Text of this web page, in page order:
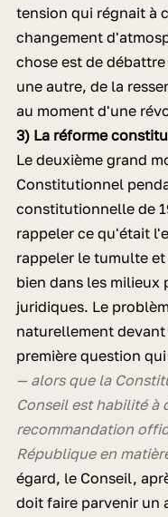
tension qui régnait à
changement
chose est de
une autre, de la
au moment d'une
3) La réforme
Le deuxième grand
Constitutionnel
constitutionnelle de
rappeler ce qu'était
rappeler le tumulte
bien dans les milieux
juridiques. Le
naturellement
première question
— alors que la
Conseil est habilité à
recommandation
République en
égard, le Conseil,
doit faire parvenir un